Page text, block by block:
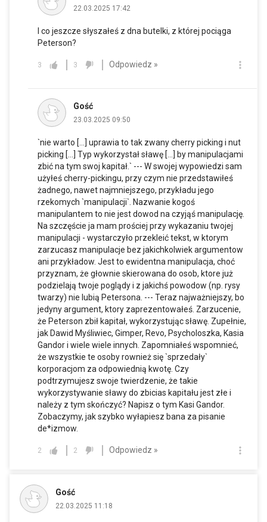
22.03.2025 17:42
I co jeszcze słyszałeś z dna butelki, z której pociąga
Peterson?
3 3 Odpowiedz »
Gość
23.03.2025 09:50
`nie warto [...] uprawia to tak zwany cherry picking i nut
picking [...] Typ wykorzystał sławę [...] by manipulacjami
zbić na tym swoj kapitał.` --- W swojej wypowiedzi sam
użyłeś cherry-pickingu, przy czym nie przedstawiłeś
żadnego, nawet najmniejszego, przykładu jego
rzekomych `manipulacji`. Nazwanie kogoś
manipulantem to nie jest dowod na czyjąś manipulację.
Na szczęście ja mam prościej przy wykazaniu twojej
manipulacji - wystarczyło przekleić tekst, w ktorym
zarzucasz manipulacje bez jakichkolwiek argumentow
ani przykładow. Jest to ewidentna manipulacja, choć
przyznam, że głownie skierowana do osob, ktore już
podzielają twoje poglądy i z jakichś powodow (np. rysy
twarzy) nie lubią Petersona. --- Teraz najważniejszy, bo
jedyny argument, ktory zaprezentowałeś. Zarzucenie,
że Peterson zbił kapitał, wykorzystując sławę. Zupełnie,
jak Dawid Myśliwiec, Gimper, Revo, Psycholoszka, Kasia
Gandor i wiele wiele innych. Zapomniałeś wspomnieć,
że wszystkie te osoby rownież się `sprzedały`
korporacjom za odpowiednią kwotę. Czy
podtrzymujesz swoje twierdzenie, że takie
wykorzystywanie sławy do zbicias kapitału jest złe i
należy z tym skończyć? Napisz o tym Kasi Gandor.
Zobaczymy, jak szybko wyłapiesz bana za pisanie
de*izmow.
2 2 Odpowiedz »
Gość
22.03.2025 11:18